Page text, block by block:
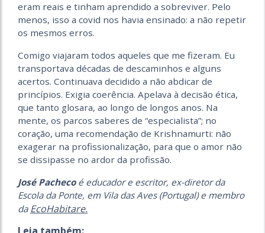
eram reais e tinham aprendido a sobreviver. Pelo
menos, isso a covid nos havia ensinado: a não repetir
os mesmos erros.
Comigo viajaram todos aqueles que me fizeram. Eu
transportava décadas de descaminhos e alguns
acertos. Continuava decidido a não abdicar de
princípios. Exigia coerência. Apelava à decisão ética,
que tanto glosara, ao longo de longos anos. Na
mente, os parcos saberes de “especialista”; no
coração, uma recomendação de Krishnamurti: não
exagerar na profissionalização, para que o amor não
se dissipasse no ardor da profissão.
José Pachecoé educador e escritor, ex-diretor da
Escola da Ponte, em Vila das Aves (Portugal) e membro
da EcoHabitare.